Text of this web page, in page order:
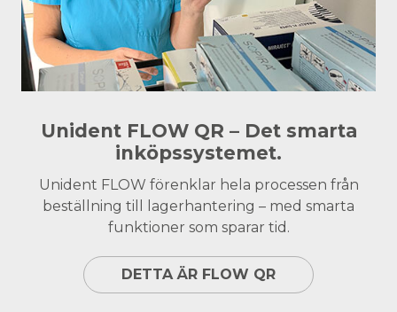
Unident FLOW QR – Det smarta
inköpssystemet.
Unident FLOW förenklar hela processen från
beställning till lagerhantering – med smarta
funktioner som sparar tid.
DETTA ÄR FLOW QR